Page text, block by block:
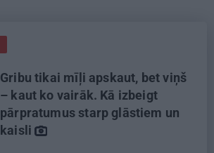
Gribu tikai mīļi apskaut, bet viņš
– kaut ko vairāk. Kā izbeigt
pārpratumus starp glāstiem un
kaisli